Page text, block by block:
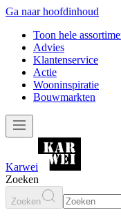
Ga naar hoofdinhoud
Toon hele
Advies
Klantenservice
Actie
Wooninspiratie
Bouwmarkten
Karwei
Zoeken
Zoeken